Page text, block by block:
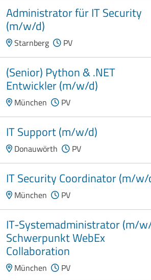
Administrator für IT Security
(m/w/d)
Starnberg PV
(Senior) Python & .NET
Entwickler (m/w/d)
München PV
IT Support (m/w/d)
Donauwörth PV
IT Security Coordinator (m/w/
München PV
IT-Systemadministrator (m/
Schwerpunkt WebEx
Collaboration
München PV